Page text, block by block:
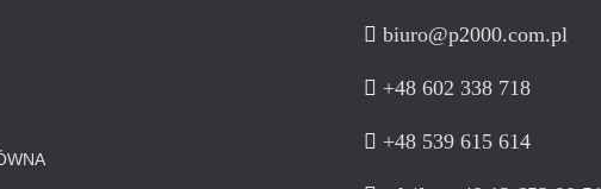
biuro@p2000.com.pl
+48 602 338 718
+48 539 615 614